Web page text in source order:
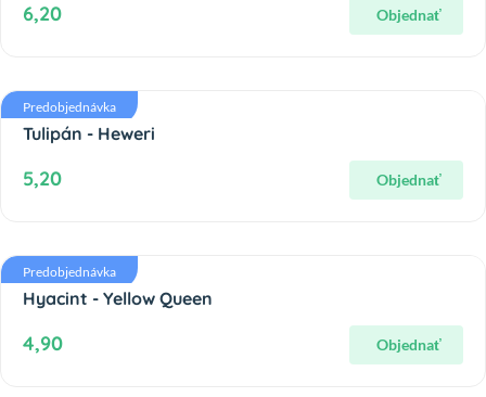
6,20 Objednať
Predobjednávka
Tulipán - Heweri
5,20 Objednať
Predobjednávka
Hyacint - Yellow Queen
4,90 Objednať